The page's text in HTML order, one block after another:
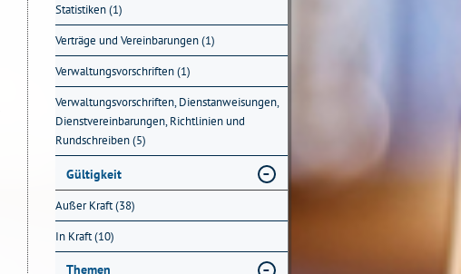
Statistiken (1)
Verträge und Vereinbarungen (1)
Verwaltungsvorschriften (1)
Verwaltungsvorschriften, Dienstanweisungen,
Dienstvereinbarungen, Richtlinien und
Rundschreiben (5)
Gültigkeit
Außer Kraft (38)
In Kraft (10)
Themen